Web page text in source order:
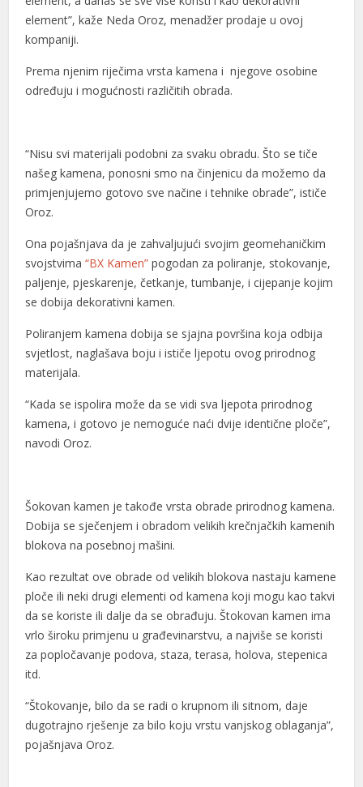
element”, kaže Neda Oroz, menadžer prodaje u ovoj
kompaniji.
Prema njenim riječima vrsta kamena i njegove osobine
određuju i mogućnosti različitih obrada.
“Nisu svi materijali podobni za svaku obradu. Što se tiče
našeg kamena, ponosni smo na činjenicu da možemo da
primjenjujemo gotovo sve načine i tehnike obrade”, ističe
Oroz.
Ona pojašnjava da je zahvaljujući svojim geomehaničkim
svojstvima“BX Kamen” pogodan za poliranje, stokovanje,
paljenje, pjeskarenje, četkanje, tumbanje, i cijepanje kojim
se dobija dekorativni kamen.
Poliranjem kamena dobija se sjajna površina koja odbija
svjetlost, naglašava boju i ističe ljepotu ovog prirodnog
materijala.
“Kada se ispolira može da se vidi sva ljepota prirodnog
kamena, i gotovo je nemoguće naći dvije identične ploče”,
navodi Oroz.
Šokovan kamen je takođe vrsta obrade prirodnog kamena.
Dobija se sječenjem i obradom velikih krečnjačkih kamenih
blokova na posebnoj mašini.
Kao rezultat ove obrade od velikih blokova nastaju kamene
ploče ili neki drugi elementi od kamena koji mogu kao takvi
da se koriste ili dalje da se obrađuju. Štokovan kamen ima
vrlo široku primjenu u građevinarstvu, a najviše se koristi
za popločavanje podova, staza, terasa, holova, stepenica
itd.
“Štokovanje, bilo da se radi o krupnom ili sitnom, daje
dugotrajno rješenje za bilo koju vrstu vanjskog oblaganja”,
pojašnjava Oroz.